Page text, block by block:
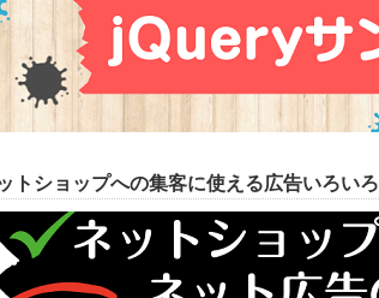
トショップへの集客に使える広告いろいろ